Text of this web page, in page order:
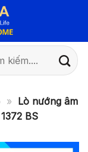
»
Lò nướng âm
BS